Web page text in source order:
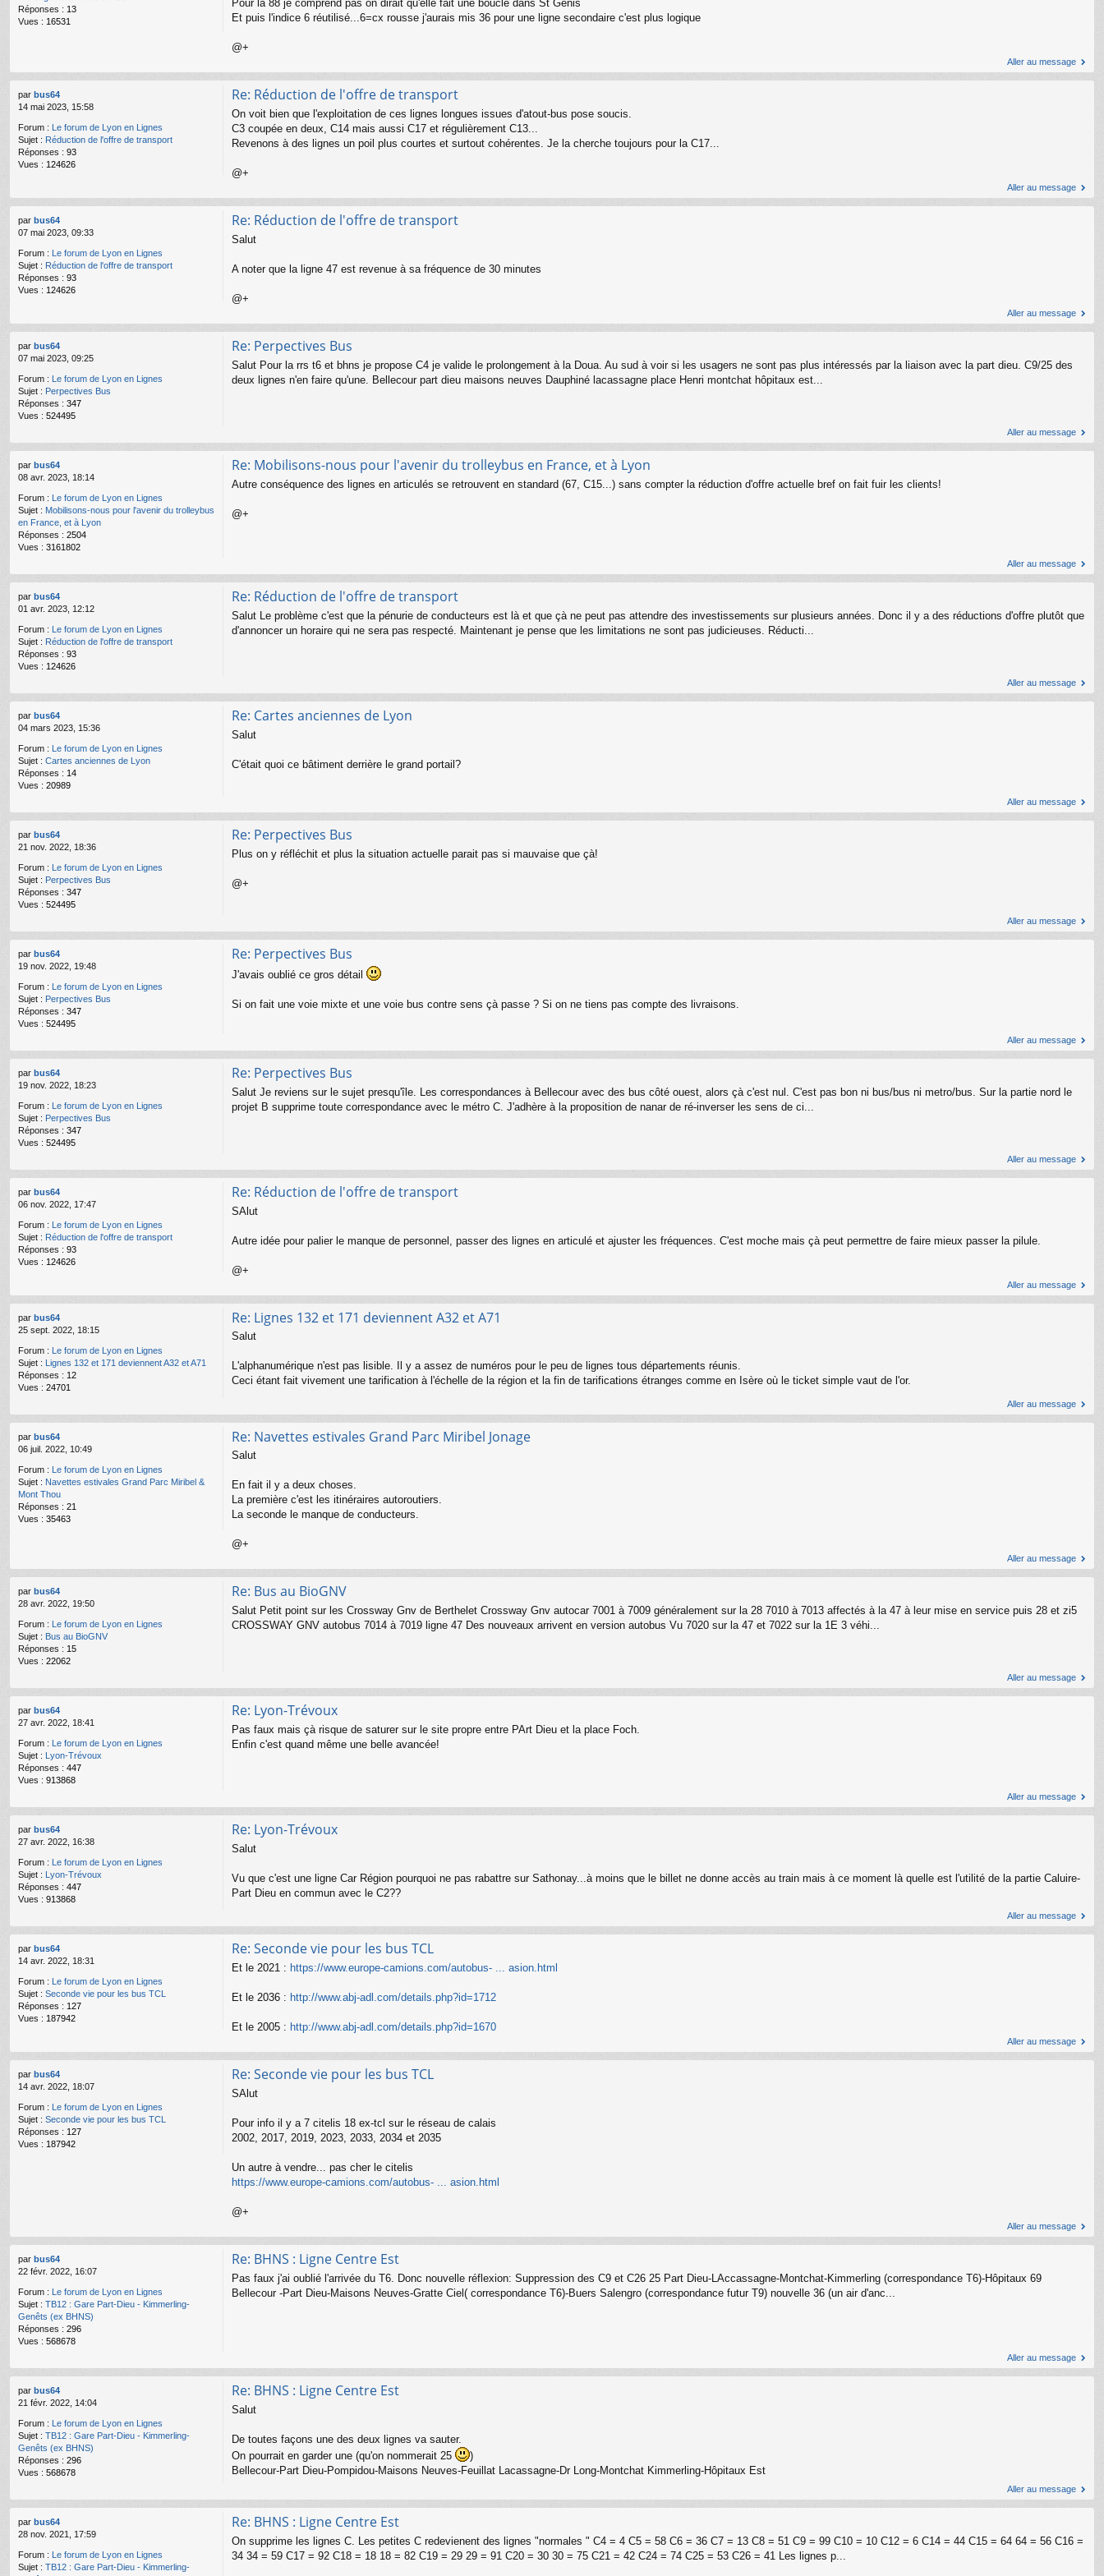
Réponses : 13
Vues : 16531
Pour la 88 je comprend pas on dirait qu'elle fait une boucle dans St Genis
Et puis l'indice 6 réutilisé...6=cx rousse j'aurais mis 36 pour une ligne secondaire c'est plus logique
@+
Aller au message
par bus64
14 mai 2023, 15:58
Forum :
Le forum de Lyon en Lignes
Sujet : Réduction de l'offre de transport
Réponses : 93
Vues : 124626
Re: Réduction de l'offre de transport
On voit bien que l'exploitation de ces lignes longues issues d'atout-bus pose soucis.
C3 coupée en deux, C14 mais aussi C17 et régulièrement C13...
Revenons à des lignes un poil plus courtes et surtout cohérentes. Je la cherche toujours pour la C17...
@+
Aller au message
par bus64
07 mai 2023, 09:33
Forum : Le forum de Lyon en Lignes
Sujet : Réduction de l'offre de transport
Réponses : 93
Vues : 124626
Re: Réduction de l'offre de transport
Salut
A noter que la ligne 47 est revenue à sa fréquence de 30 minutes
@+
Aller au message
par bus64
07 mai 2023, 09:25
Forum : Le forum de Lyon en Lignes
Sujet : Perpectives Bus
Réponses : 347
Vues : 524495
Re: Perpectives Bus
Salut Pour la rrs t6 et bhns je propose C4 je valide le prolongement à la Doua. Au sud à voir si les usagers ne sont pas plus intéressés par la liaison avec la part dieu. C9/25 des
deux lignes n'en faire qu'une. Bellecour part dieu maisons neuves Dauphiné lacassagne place Henri montchat hôpitaux est...
Aller au message
par bus64
08 avr. 2023, 18:14
Forum : Le forum de Lyon en Lignes
Sujet : Mobilisons-nous pour l'avenir du trolleybus
en France, et à Lyon
Réponses : 2504
Vues : 3161802
Re: Mobilisons-nous pour l'avenir du trolleybus en France, et à Lyon
Autre conséquence des lignes en articulés se retrouvent en standard (67, C15...) sans compter la réduction d'offre actuelle bref on fait fuir les clients!
@+
Aller au message
par bus64
01 avr. 2023, 12:12
Forum : Le forum de Lyon en Lignes
Sujet : Réduction de l'offre de transport
Réponses : 93
Vues : 124626
Re: Réduction de l'offre de transport
Salut Le problème c'est que la pénurie de conducteurs est là et que çà ne peut pas attendre des investissements sur plusieurs années. Donc il y a des réductions d'offre plutôt que
d'annoncer un horaire qui ne sera pas respecté. Maintenant je pense que les limitations ne sont pas judicieuses. Réducti...
Aller au message
par bus64
04 mars 2023, 15:36
Forum : Le forum de Lyon en Lignes
Sujet : Cartes anciennes de Lyon
Réponses : 14
Vues : 20989
Re: Cartes anciennes de Lyon
Salut
C'était quoi ce bâtiment derrière le grand portail?
Aller au message
par bus64
21 nov. 2022, 18:36
Forum : Le forum de Lyon en Lignes
Sujet : Perpectives Bus
Réponses : 347
Vues : 524495
Re: Perpectives Bus
Plus on y réfléchit et plus la situation actuelle parait pas si mauvaise que çà!
@+
Aller au message
par bus64
19 nov. 2022, 19:48
Forum : Le forum de Lyon en Lignes
Sujet : Perpectives Bus
Réponses : 347
Vues : 524495
Re: Perpectives Bus
J'avais oublié ce gros détail
Si on fait une voie mixte et une voie bus contre sens çà passe ? Si on ne tiens pas compte des livraisons.
Aller au message
par bus64
19 nov. 2022, 18:23
Forum : Le forum de Lyon en Lignes
Sujet : Perpectives Bus
Réponses : 347
Vues : 524495
Re: Perpectives Bus
Salut Je reviens sur le sujet presqu'île. Les correspondances à Bellecour avec des bus côté ouest, alors çà c'est nul. C'est pas bon ni bus/bus ni metro/bus. Sur la partie nord le
projet B supprime toute correspondance avec le métro C. J'adhère à la proposition de nanar de ré-inverser les sens de ci...
Aller au message
par bus64
06 nov. 2022, 17:47
Forum : Le forum de Lyon en Lignes
Sujet : Réduction de l'offre de transport
Réponses : 93
Vues : 124626
Re: Réduction de l'offre de transport
SAlut
Autre idée pour palier le manque de personnel, passer des lignes en articulé et ajuster les fréquences. C'est moche mais çà peut permettre de faire mieux passer la pilule.
@+
Aller au message
par bus64
25 sept. 2022, 18:15
Forum : Le forum de Lyon en Lignes
Sujet : Lignes 132 et 171 deviennent A32 et A71
Réponses : 12
Vues : 24701
Re: Lignes 132 et 171 deviennent A32 et A71
Salut
L'alphanumérique n'est pas lisible. Il y a assez de numéros pour le peu de lignes tous départements réunis.
Ceci étant fait vivement une tarification à l'échelle de la région et la fin de tarifications étranges comme en Isère où le ticket simple vaut de l'or.
Aller au message
par bus64
06 juil. 2022, 10:49
Forum : Le forum de Lyon en Lignes
Sujet : Navettes estivales Grand Parc Miribel &
Mont Thou
Réponses : 21
Vues : 35463
Re: Navettes estivales Grand Parc Miribel Jonage
Salut
En fait il y a deux choses.
La première c'est les itinéraires autoroutiers.
La seconde le manque de conducteurs.
@+
Aller au message
par bus64
28 avr. 2022, 19:50
Forum : Le forum de Lyon en Lignes
Sujet : Bus au BioGNV
Réponses : 15
Vues : 22062
Re: Bus au BioGNV
Salut Petit point sur les Crossway Gnv de Berthelet Crossway Gnv autocar 7001 à 7009 généralement sur la 28 7010 à 7013 affectés à la 47 à leur mise en service puis 28 et zi5
CROSSWAY GNV autobus 7014 à 7019 ligne 47 Des nouveaux arrivent en version autobus Vu 7020 sur la 47 et 7022 sur la 1E 3 véhi...
Aller au message
par bus64
27 avr. 2022, 18:41
Forum : Le forum de Lyon en Lignes
Sujet : Lyon-Trévoux
Réponses : 447
Vues : 913868
Re: Lyon-Trévoux
Pas faux mais çà risque de saturer sur le site propre entre PArt Dieu et la place Foch.
Enfin c'est quand même une belle avancée!
Aller au message
par bus64
27 avr. 2022, 16:38
Forum : Le forum de Lyon en Lignes
Sujet : Lyon-Trévoux
Réponses : 447
Vues : 913868
Re: Lyon-Trévoux
Salut
Vu que c'est une ligne Car Région pourquoi ne pas rabattre sur Sathonay...à moins que le billet ne donne accès au train mais à ce moment là quelle est l'utilité de la partie Caluire-
Part Dieu en commun avec le C2??
Aller au message
par bus64
14 avr. 2022, 18:31
Forum : Le forum de Lyon en Lignes
Sujet : Seconde vie pour les bus TCL
Réponses : 127
Vues : 187942
Re: Seconde vie pour les bus TCL
Et le 2021 : https://www.europe-camions.com/autobus- ... asion.html
Et le 2036 : http://www.abj-adl.com/details.php?id=1712
Et le 2005 : http://www.abj-adl.com/details.php?id=1670
Aller au message
par bus64
14 avr. 2022, 18:07
Forum :
Le forum de Lyon en Lignes
Sujet : Seconde vie pour les bus TCL
Réponses : 127
Vues : 187942
Re: Seconde vie pour les bus TCL
SAlut
Pour info il y a 7 citelis 18 ex-tcl sur le réseau de calais
2002, 2017, 2019, 2023, 2033, 2034 et 2035
Un autre à vendre... pas cher le citelis
https://www.europe-camions.com/autobus- ... asion.html
@+
Aller au message
par bus64
22 févr. 2022, 16:07
Forum : Le forum de Lyon en Lignes
Sujet : TB12 : Gare Part-Dieu - Kimmerling-
Genêts (ex BHNS)
Réponses : 296
Vues : 568678
Re: BHNS : Ligne Centre Est
Pas faux j'ai oublié l'arrivée du T6. Donc nouvelle réflexion: Suppression des C9 et C26 25 Part Dieu-LAccassagne-Montchat-Kimmerling (correspondance T6)-Hôpitaux 69
Bellecour -Part Dieu-Maisons Neuves-Gratte Ciel( correspondance T6)-Buers Salengro (correspondance futur T9) nouvelle 36 (un air d'anc...
Aller au message
par bus64
21 févr. 2022, 14:04
Forum : Le forum de Lyon en Lignes
Sujet : TB12 : Gare Part-Dieu - Kimmerling-
Genêts (ex BHNS)
Réponses : 296
Vues : 568678
Re: BHNS : Ligne Centre Est
Salut
De toutes façons une des deux lignes va sauter.
On pourrait en garder une (qu'on nommerait 25
)
Bellecour-Part Dieu-Pompidou-Maisons Neuves-Feuillat Lacassagne-Dr Long-Montchat Kimmerling-Hôpitaux Est
Aller au message
par bus64
28 nov. 2021, 17:59
Forum : Le forum de Lyon en Lignes
Sujet : TB12 : Gare Part-Dieu - Kimmerling-
Re: BHNS : Ligne Centre Est
On supprime les lignes C. Les petites C redevienent des lignes "normales " C4 = 4 C5 = 58 C6 = 36 C7 = 13 C8 = 51 C9 = 99 C10 = 10 C12 = 6 C14 = 44 C15 = 64 64 = 56 C16 =
34 34 = 59 C17 = 92 C18 = 18 18 = 82 C19 = 29 29 = 91 C20 = 30 30 = 75 C21 = 42 C24 = 74 C25 = 53 C26 = 41 Les lignes p...